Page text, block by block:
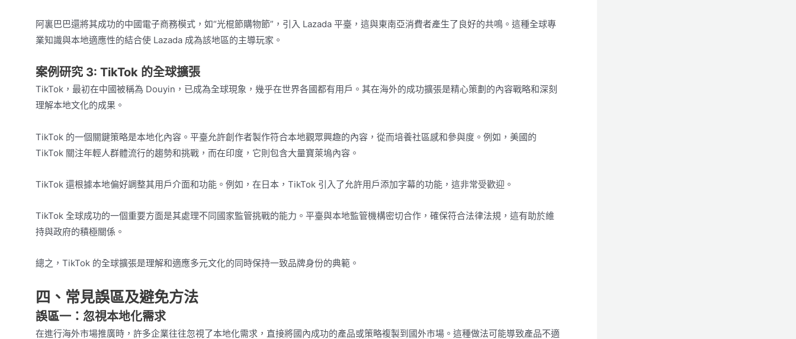
阿裏巴巴還將其成功的中國電子商務模式，如“光棍節購物節”，引入 Lazada 平臺，這與東南亞消費者產生了良好的共鳴。這種全球專
業知識與本地適應性的結合使 Lazada 成為該地區的主導玩家。
案例研究 3: TikTok 的全球擴張
TikTok，最初在中國被稱為 Douyin，已成為全球現象，幾乎在世界各國都有用戶。其在海外的成功擴張是精心策劃的內容戰略和深刻
理解本地文化的成果。
TikTok 的一個關鍵策略是本地化內容。平臺允許創作者製作符合本地觀眾興趣的內容，從而培養社區感和參與度。例如，美國的
TikTok 關注年輕人群體流行的趨勢和挑戰，而在印度，它則包含大量寶萊塢內容。
TikTok 還根據本地偏好調整其用戶介面和功能。例如，在日本，TikTok 引入了允許用戶添加字幕的功能，這非常受歡迎。
TikTok 全球成功的一個重要方面是其處理不同國家監管挑戰的能力。平臺與本地監管機構密切合作，確保符合法律法規，這有助於維
持與政府的積極關係。
總之，TikTok 的全球擴張是理解和適應多元文化的同時保持一致品牌身份的典範。
四、常見誤區及避免方法
誤區一：忽視本地化需求
在進行海外市場推廣時，許多企業往往忽視了本地化需求，直接將國內成功的產品或策略複製到國外市場。這種做法可能導致產品不適